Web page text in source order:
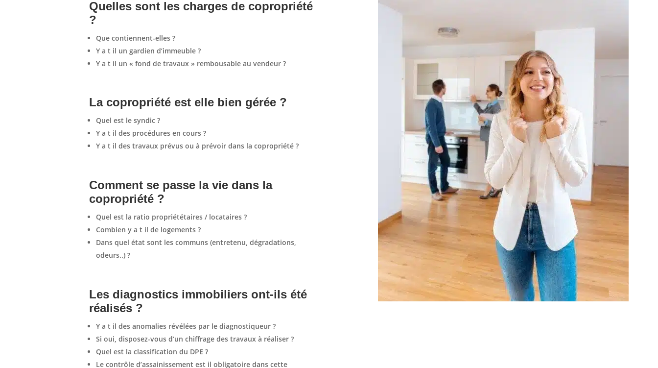
Quelles sont les charges de copropriété
?
Que contiennent-elles ?
Y a t il un gardien d’immeuble ?
Y a t il un « fond de travaux » rembousable au vendeur ?
La copropriété est elle bien gérée ?
Quel est le syndic ?
Y a t il des procédures en cours ?
Y a t il des travaux prévus ou à prévoir dans la copropriété ?
Comment se passe la vie dans la
copropriété ?
Quel est la ratio propriététaires / locataires ?
Combien y a t il de logements ?
Dans quel état sont les communs (entretenu, dégradations,
odeurs..) ?
Les diagnostics immobiliers ont-ils été
réalisés ?
Y a t il des anomalies révélées par le diagnostiqueur ?
Si oui, disposez-vous d’un chiffrage des travaux à réaliser ?
Quel est la classification du DPE ?
Le contrôle d’assainissement est il obligatoire dans cette